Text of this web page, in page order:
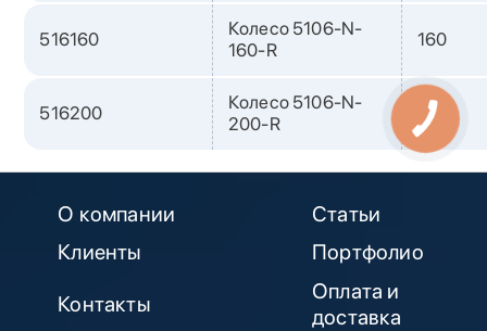
516160
Колесо 5106-N-
160-R
160
516200
Колесо 5106-N-
200-R
200
О компании
Статьи
Клиенты
Портфолио
Контакты
Оплата и
доставка